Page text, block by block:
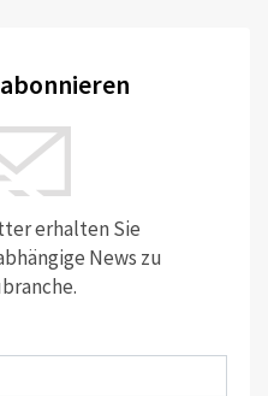
erhalten Sie
News zu